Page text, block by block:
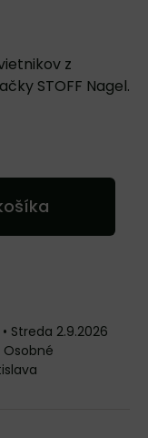
z
STOFF Nagel.
• Streda 2.9.2026
Osobné